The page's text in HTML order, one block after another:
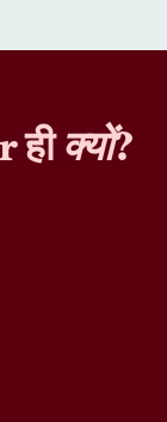
हीक्यों?